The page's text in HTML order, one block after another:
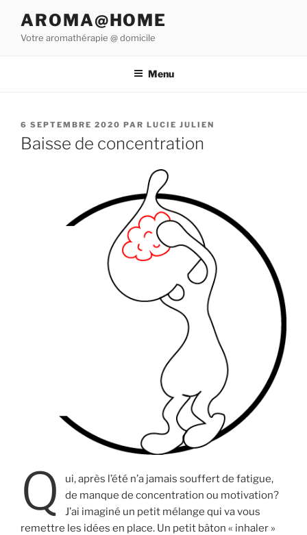
contenu
AROMA@HOME
Votre aromathérapie @ domicile
Menu
PUBLIÉ
LE
6 SEPTEMBRE 2020 PAR LUCIE JULIEN
Baisse de concentration
Q
ui, après l’été n’a jamais souffert de fatigue,
de manque de concentration ou motivation?
J’ai imaginé un petit mélange qui va vous
remettre les idées en place. Un petit bâton « inhaler »